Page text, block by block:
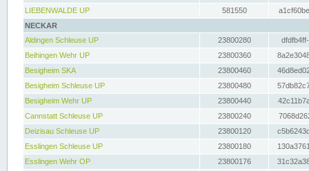
LIEBENWALDE UP
581550
NECKAR
Aldingen Schleuse UP
23800280
Beihingen Wehr UP
23800360
Besigheim SKA
23800460
Besigheim Schleuse UP
23800480
Besigheim Wehr UP
23800440
Cannstatt Schleuse UP
23800240
Deizisau Schleuse UP
23800120
Esslingen Schleuse UP
23800180
Esslingen Wehr OP
23800176